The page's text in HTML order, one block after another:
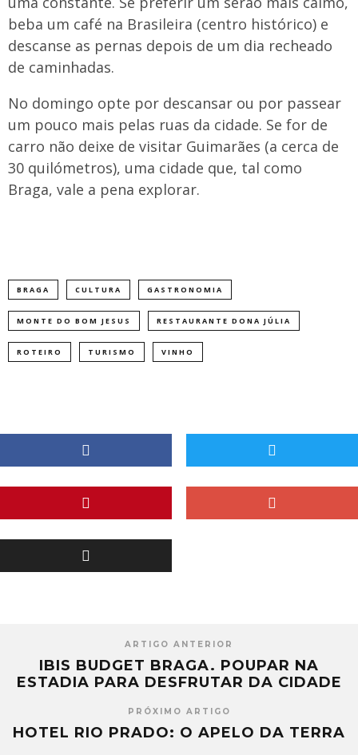
beba um café na Brasileira (centro histórico) e
descanse as pernas depois de um dia recheado
de caminhadas.
No domingo opte por descansar ou por passear
um pouco mais pelas ruas da cidade. Se for de
carro não deixe de visitar Guimarães (a cerca de
30 quilómetros), uma cidade que, tal como
Braga, vale a pena explorar.
BRAGA CULTURA GASTRONOMIA
MONTE DO BOM JESUS RESTAURANTE DONA JÚLIA
ROTEIRO TURISMO VINHO
ARTIGO ANTERIOR
IBIS BUDGET BRAGA. POUPAR NA
ESTADIA PARA DESFRUTAR DA CIDADE
PRÓXIMO ARTIGO
HOTEL RIO PRADO: O APELO DA TERRA